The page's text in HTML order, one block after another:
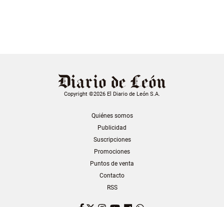
Copyright ©2026 El Diario de León S.A.
Quiénes somos
Publicidad
Suscripciones
Promociones
Puntos de venta
Contacto
RSS